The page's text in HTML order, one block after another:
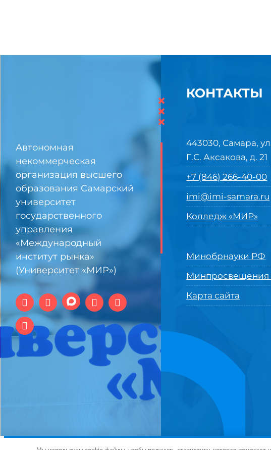
Автономная
некоммерческая
организация высшего
образования Самарский
университет
государственного
управления
«Международный
институт рынка»
(Университет «МИР»)
×
×
×
КОНТАКТЫ
443030, Самара,
Г.С. Аксакова, д. 21
+7 (846) 266-40-00
imi@imi-samara.ru
Колледж «МИР»
Минобрнауки РФ
Карта сайта